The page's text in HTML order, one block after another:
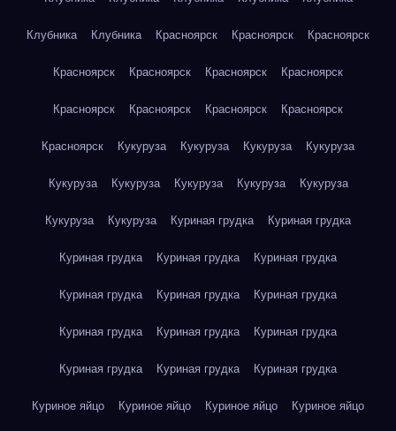
Клубника Клубника Красноярск Красноярск Красноярск
Красноярск Красноярск Красноярск Красноярск
Красноярск Красноярск Красноярск Красноярск
Красноярск Кукуруза Кукуруза Кукуруза Кукуруза
Кукуруза Кукуруза Кукуруза Кукуруза Кукуруза
Кукуруза Кукуруза Куриная грудка Куриная грудка
Куриная грудка Куриная грудка Куриная грудка
Куриная грудка Куриная грудка Куриная грудка
Куриная грудка Куриная грудка Куриная грудка
Куриная грудка Куриная грудка Куриная грудка
Куриное яйцо Куриное яйцо Куриное яйцо Куриное яйцо